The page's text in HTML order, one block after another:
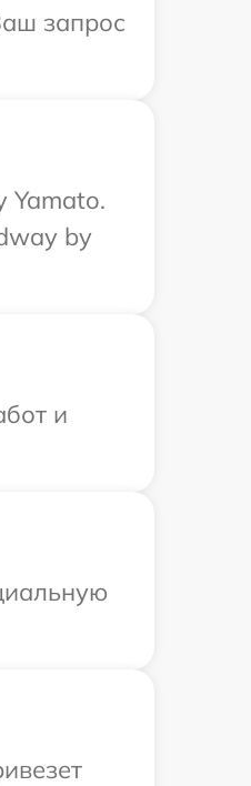
запрос
Yamato.
by
и